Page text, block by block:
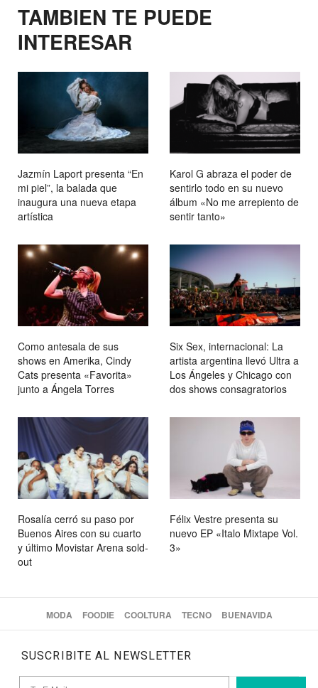
TAMBIEN TE PUEDE
INTERESAR
Jazmín Laport presenta “En
mi piel”, la balada que
inaugura una nueva etapa
artística
Karol G abraza el poder de
sentirlo todo en su nuevo
álbum «No me arrepiento de
sentir tanto»
Como antesala de sus
shows en Amerika, Cindy
Cats presenta «Favorita»
junto a Ángela Torres
Six Sex, internacional: La
artista argentina llevó Ultra a
Los Ángeles y Chicago con
dos shows consagratorios
Rosalía cerró su paso por
Buenos Aires con su cuarto
y último Movistar Arena sold-
out
Félix Vestre presenta su
nuevo EP «Italo Mixtape Vol.
3»
MODA FOODIE COOLTURA TECNO BUENAVIDA
SUSCRIBITE AL NEWSLETTER